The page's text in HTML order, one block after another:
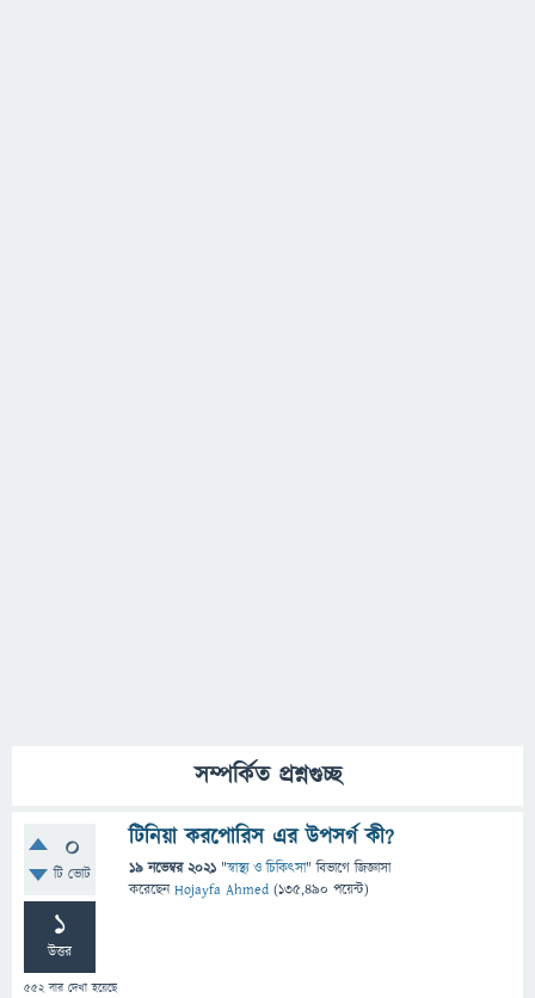
সম্পর্কিত প্রশ্নগুচ্ছ
0
টি ভোট
1
উত্তর
552বার দেখা হয়েছে
টিনিয়া করপোরিস এর উপসর্গ কী?
19 নভেম্বর 2021 "স্বাস্থ্য ও চিকিৎসা" বিভাগে জিজ্ঞাসা
করেছেনHojayfa Ahmed (135,490 পয়েন্ট)